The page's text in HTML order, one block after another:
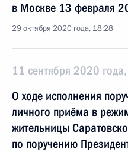
в Москве 13 февраля
29 октября 2020 года, 18:28
11 сентября 2020
О ходе исполнения
личного приёма в
жительницы
по поручению